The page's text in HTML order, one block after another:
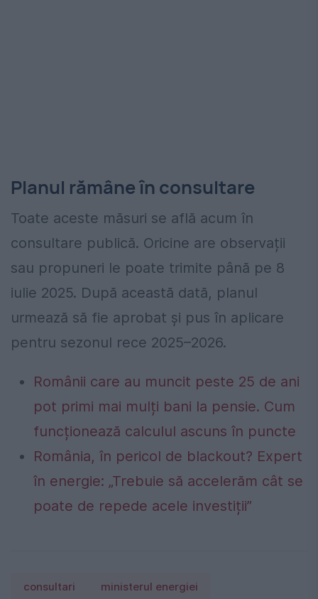
Planul rămâne în consultare
Toate aceste măsuri se află acum în
consultare publică. Oricine are observații
sau propuneri le poate trimite până pe 8
iulie 2025. După această dată, planul
urmează să fie aprobat și pus în aplicare
pentru sezonul rece 2025–2026.
Românii care au muncit peste 25 de ani
pot primi mai mulți bani la pensie. Cum
funcționează calculul ascuns în puncte
România, în pericol de blackout? Expert
în energie: „Trebuie să accelerăm cât se
poate de repede acele investiții”
consultari ministerul energiei